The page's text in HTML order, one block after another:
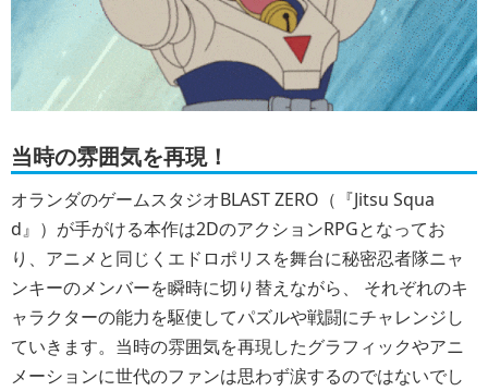
当時の雰囲気を再現！
オランダのゲームスタジオBLAST ZERO（『Jitsu Squa
d』）が手がける本作は2DのアクションRPGとなってお
り、アニメと同じくエドロポリスを舞台に秘密忍者隊ニャ
ンキーのメンバーを瞬時に切り替えながら、 それぞれのキ
ャラクターの能力を駆使してパズルや戦闘にチャレンジし
ていきます。当時の雰囲気を再現したグラフィックやアニ
メーションに世代のファンは思わず涙するのではないでし